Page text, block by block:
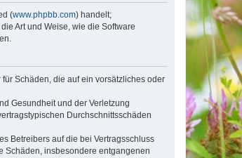
(www.phpbb.com) handelt;
Art und Weise, wie die Software
Schäden, die auf ein vorsätzliches oder
Gesundheit und der Verletzung
Durchschnittsschäden
Betreibers auf die bei Vertragsschluss
Schäden, insbesondere entgangenen